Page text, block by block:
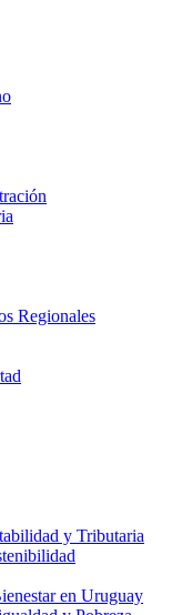
Regionales
y Tributaria
en Uruguay